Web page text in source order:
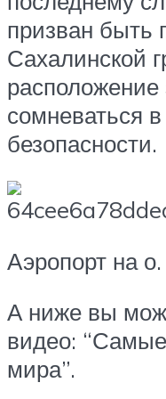
призван быть
Сахалинской
расположение
сомневаться
безопасности.
Аэропорт на
А ниже вы
видео:
мира”.